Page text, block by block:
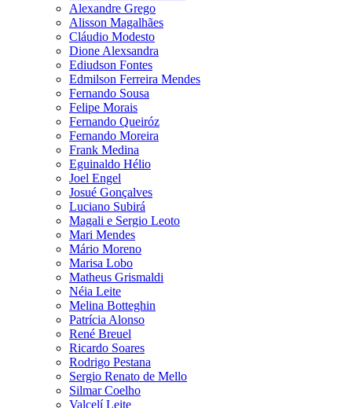
Alexandre Grego
Alisson Magalhães
Cláudio Modesto
Dione Alexsandra
Ediudson Fontes
Edmilson Ferreira Mendes
Fernando Sousa
Felipe Morais
Fernando Queiróz
Fernando Moreira
Frank Medina
Eguinaldo Hélio
Joel Engel
Josué Gonçalves
Luciano Subirá
Magali e Sergio Leoto
Mari Mendes
Mário Moreno
Marisa Lobo
Matheus Grismaldi
Néia Leite
Melina Botteghin
Patrícia Alonso
René Breuel
Ricardo Soares
Rodrigo Pestana
Sergio Renato de Mello
Silmar Coelho
Valcelí Leite